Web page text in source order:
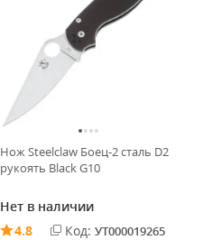
Нож Steelclaw Боец-2 сталь D2
рукоять Black G10
Нет в наличии
4.8
Код: УТ000019265